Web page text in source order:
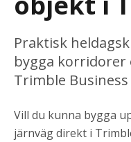
Praktisk
bygga
Trimble Business
Vill du kunna bygga
järnväg direkt i